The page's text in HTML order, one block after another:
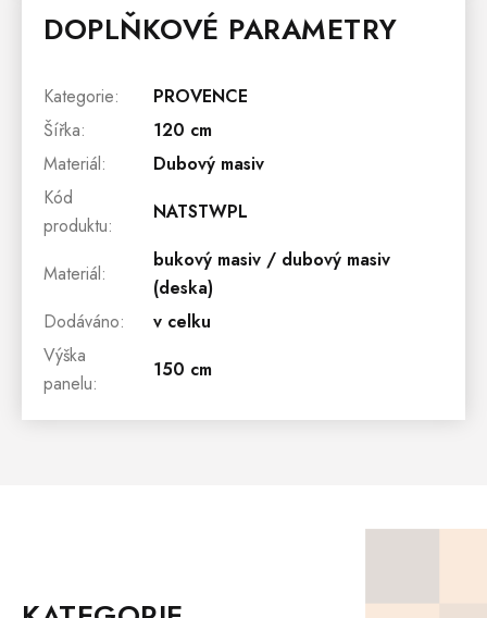
DOPLŇKOVÉ PARAMETRY
Kategorie:
PROVENCE
Šířka:
120 cm
Materiál:
Dubový masiv
Kód
produktu:
NATSTWPL
Materiál:
bukový masiv / dubový masiv
(deska)
Dodáváno:
v celku
Výška
panelu:
150 cm